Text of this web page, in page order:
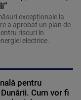
excepționale la
a aprobat un plan de
riscuri în
electrice.
pentru
Cum vor fi